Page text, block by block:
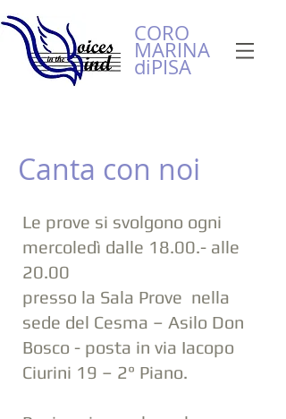
CORO
MARINA
diPISA
Canta con noi
Le prove si svolgono ogni
mercoledì dalle 18.00.- alle
20.00
presso la Sala Prove nella
sede del Cesma – Asilo Don
Bosco - posta in via Iacopo
Ciurini 19 – 2° Piano.